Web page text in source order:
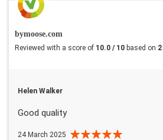
bymoose.com
Reviewed with a score of 10.0 / 10 based on
Helen Walker
Good quality
24 March 2025